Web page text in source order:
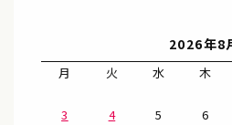
2026年8
月 火 水 木
3
4 5 6